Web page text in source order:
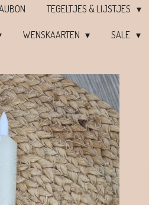
TEGELTJES & LIJSTJES
WENSKAARTEN SALE